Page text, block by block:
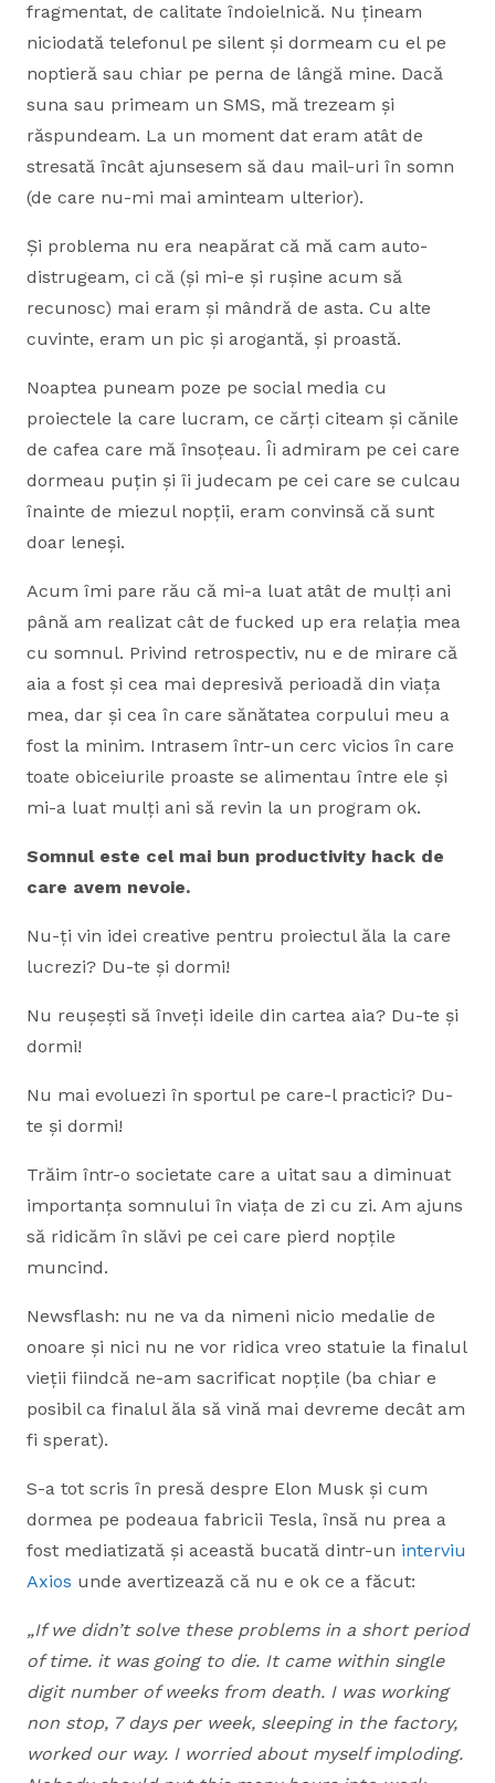
fragmentat, de calitate îndoielnică. Nu țineam
niciodată telefonul pe silent și dormeam cu el pe
noptieră sau chiar pe perna de lângă mine. Dacă
suna sau primeam un SMS, mă trezeam și
răspundeam. La un moment dat eram atât de
stresată încât ajunsesem să dau mail-uri în somn
(de care nu-mi mai aminteam ulterior).
Și problema nu era neapărat că mă cam auto-
distrugeam, ci că (și mi-e și rușine acum să
recunosc) mai eram și mândră de asta. Cu alte
cuvinte, eram un pic și arogantă, și proastă.
Noaptea puneam poze pe social media cu
proiectele la care lucram, ce cărți citeam și cănile
de cafea care mă însoțeau. Îi admiram pe cei care
dormeau puțin și îi judecam pe cei care se culcau
înainte de miezul nopții, eram convinsă că sunt
doar leneși.
Acum îmi pare rău că mi-a luat atât de mulți ani
până am realizat cât de fucked up era relația mea
cu somnul. Privind retrospectiv, nu e de mirare că
aia a fost și cea mai depresivă perioadă din viața
mea, dar și cea în care sănătatea corpului meu a
fost la minim. Intrasem într-un cerc vicios în care
toate obiceiurile proaste se alimentau între ele și
mi-a luat mulți ani să revin la un program ok.
Somnul este cel mai bun productivity hack de
care avem nevoie.
Nu-ți vin idei creative pentru proiectul ăla la care
lucrezi? Du-te și dormi!
Nu reușești să înveți ideile din cartea aia? Du-te și
dormi!
Nu mai evoluezi în sportul pe care-l practici? Du-
te și dormi!
Trăim într-o societate care a uitat sau a diminuat
importanța somnului în viața de zi cu zi. Am ajuns
să ridicăm în slăvi pe cei care pierd nopțile
muncind.
Newsflash: nu ne va da nimeni nicio medalie de
onoare și nici nu ne vor ridica vreo statuie la finalul
vieții fiindcă ne-am sacrificat nopțile (ba chiar e
posibil ca finalul ăla să vină mai devreme decât am
fi sperat).
S-a tot scris în presă despre Elon Musk și cum
dormea pe podeaua fabricii Tesla, însă nu prea a
fost mediatizată și această bucată dintr-un interviu
Axios unde avertizează că nu e ok ce a făcut:
„If we didn’t solve these problems in a short period
of time. it was going to die. It came within single
digit number of weeks from death. I was working
non stop, 7 days per week, sleeping in the factory,
worked our way. I worried about myself imploding.